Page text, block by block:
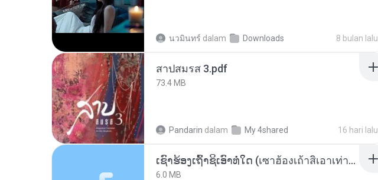
นวมินทร์ dalam Downloads 8 bulan lalu
สาปสมรส 3.pdf
73.4 MB
Pandarin dalam My 4shared 16 hari lalu
ເຊົາຮ້ອງເຖົ້າຊິເອົາທໍ່ໃດ (เซาฮ้องเถ้าสิเอาเท่าใด) ບຸນເກີດ ຫນູຫ່ວງ ft. ໂສພາ ຈຸນທະລາ
6.0 MB